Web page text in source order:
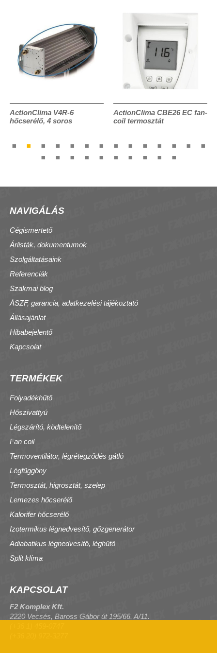
ActionClima V4R-6
hőcserélő, 4 soros
ActionClima CBE26 EC fan-
coil termosztát
NAVIGÁLÁS
Cégismertető
Árlisták, dokumentumok
Szolgáltatásaink
Referenciák
Szakmai blog
ÁSZF, garancia, adatkezelési tájékoztató
Állásajánlat
Hibabejelentő
Kapcsolat
TERMÉKEK
Folyadékhűtő
Hőszivattyú
Légszárító, ködtelenítő
Fan coil
Termoventilátor, légrétegződés gátló
Légfüggöny
Termosztát, higrosztát, szelep
Lemezes hőcserélő
Kalorifer hőcserélő
Izotermikus légnedvesítő, gőzgenerátor
Adiabatikus légnedvesítő, léghűtő
Split klíma
KAPCSOLAT
F2 Komplex Kft.
2220 Vecsés, Baross Gábor út 195/66. A/11.